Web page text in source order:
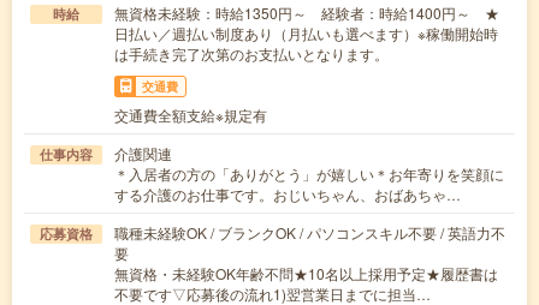
時給
無資格未経験：時給1350円～ 経験者：時給1400円～ ★
日払い／週払い制度あり（月払いも選べます）※稼働開始時
は手続き完了次第のお支払いとなります。
交通費
交通費全額支給※規定有
仕事内容
介護関連
＊入居者の方の「ありがとう」が嬉しい＊お年寄りを笑顔に
する介護のお仕事です。おじいちゃん、おばあちゃ…
応募資格
職種未経験OK / ブランクOK / パソコンスキル不要 / 英語力不
要
無資格・未経験OK年齢不問★10名以上採用予定★履歴書は
不要です▽応募後の流れ1)翌営業日までに担当…